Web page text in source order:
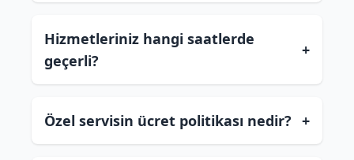
Hizmetleriniz hangi saatlerde
geçerli?
+
Özel servisin ücret politikası nedir? +